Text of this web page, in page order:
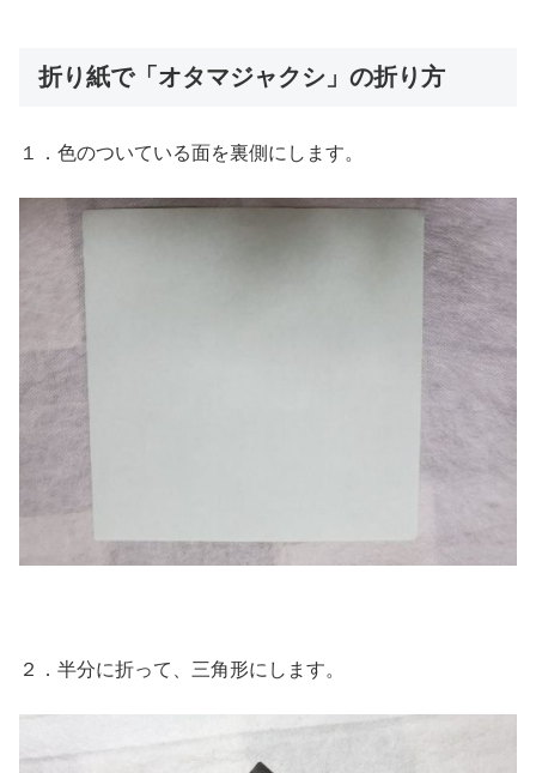
折り紙で「オタマジャクシ」の折り方
１．色のついている面を裏側にします。
２．半分に折って、三角形にします。